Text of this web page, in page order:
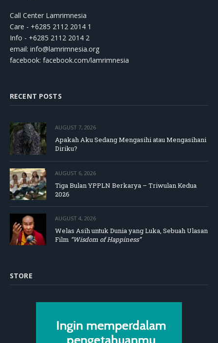
Call Center Lamrimnesia
Care - +6285 2112 2014 1
Info - +6285 2112 2014 2
email: info@lamrimnesia.org
facebook: facebook.com/lamrimnesia
RECENT POSTS
AUGUST 7, 2026
Apakah Aku Sedang Mengasihi atau Mengasihani
Diriku?
AUGUST 6, 2026
Tiga Bulan YPPLN Berkarya – Triwulan Kedua
2026
AUGUST 4, 2026
Welas Asih untuk Dunia yang Luka, Sebuah Ulasan
Film “Wisdom of Happiness”
STORE